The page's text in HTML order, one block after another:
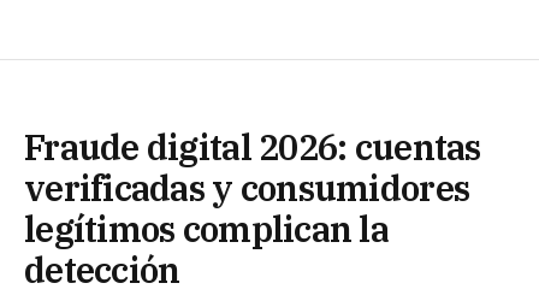
Fraude digital 2026: cuentas
verificadas y consumidores
legítimos complican la
detección